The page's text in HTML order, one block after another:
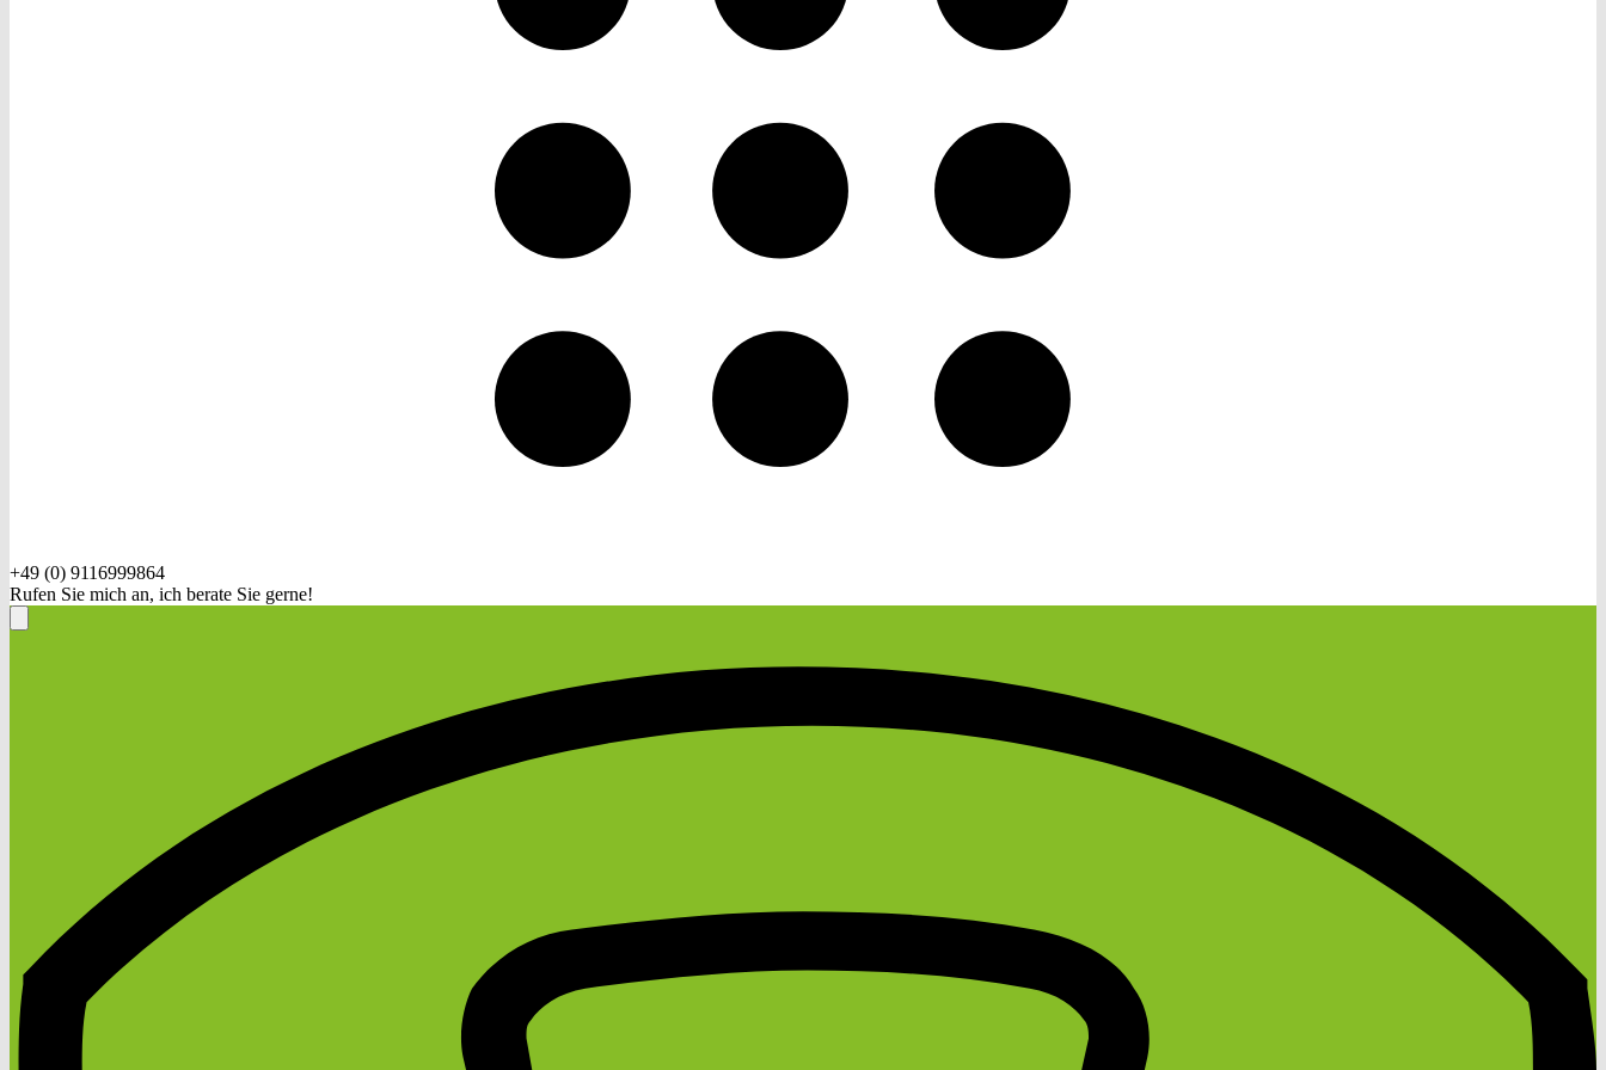
+49 (0) 9116999864
Rufen Sie mich an, ich berate Sie gerne!